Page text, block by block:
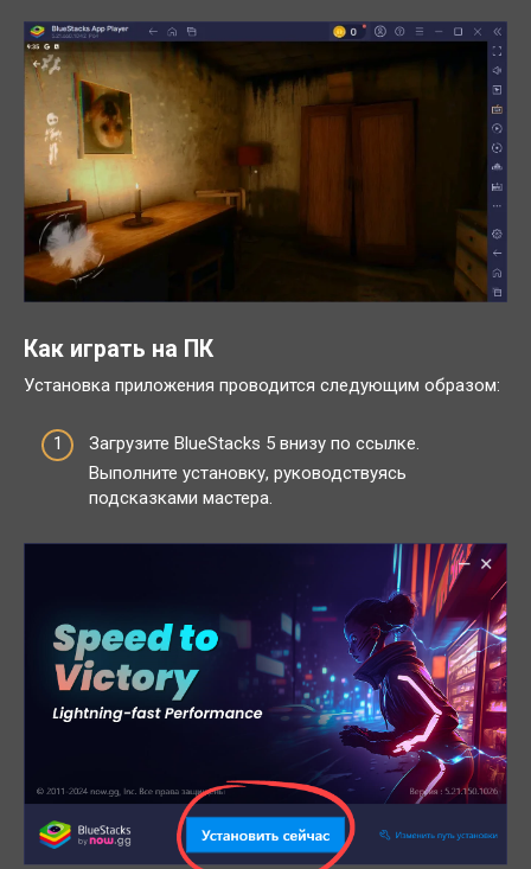
Как играть на ПК
Установка приложения проводится следующим образом:
Загрузите BlueStacks 5 внизу по ссылке.
Выполните установку, руководствуясь
подсказками мастера.